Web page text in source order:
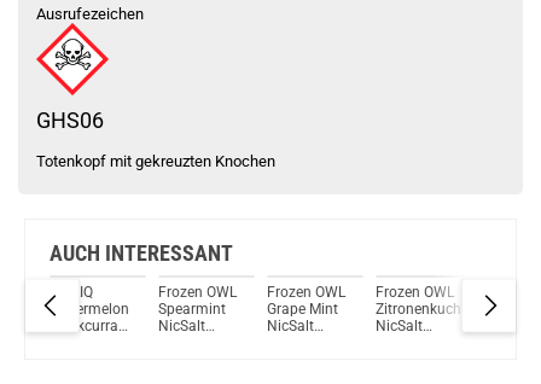
Ausrufezeichen
GHS06
Totenkopf mit gekreuzten Knochen
AUCH INTERESSANT
OWLIQ
Watermelon
Blackcurrant
Frozen OWL
Spearmint
NicSalt
Frozen OWL
Grape Mint
NicSalt
Frozen OWL
Zitronenkuchen
NicSalt
Frozen
Menthol